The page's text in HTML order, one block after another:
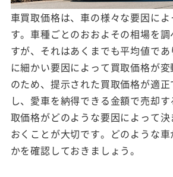
車買取価格は、車の様々な要因に
す。車種ごとのおおよその相場を
すが、それはあくまでも平均値で
に細かい要因によって買取価格が
のため、提示された買取価格が適
し、愛車を納得できる金額で売却
取価格がどのような要因によって
おくことが大切です。どのような
かを確認しておきましょう。